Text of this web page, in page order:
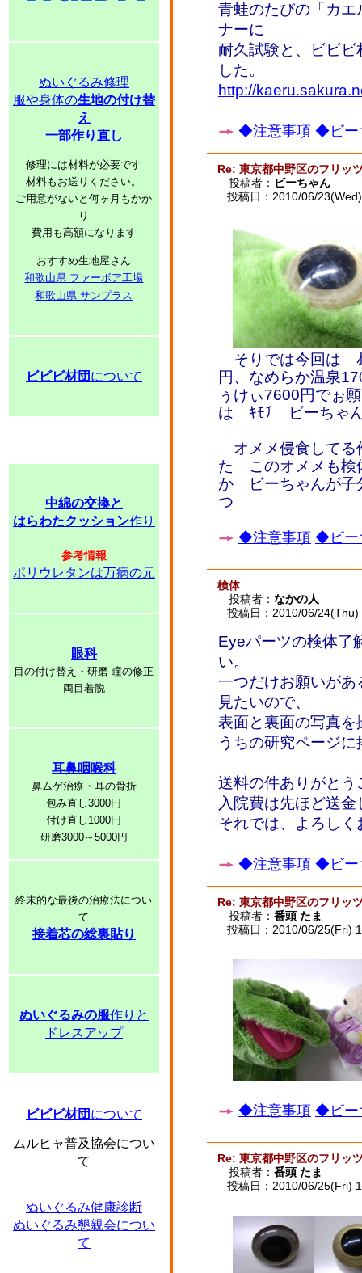
ぬいぐるみ修理
服や身体の生地の付け替
え
一部作り直し
修理には材料が必要です
材料もお送りください。
ご用意がないと何ヶ月もかか
り
費用も高額になります
おすすめ生地屋さん
和歌山県 ファーボア工場
和歌山県 サンプラス
ビビビ材団 について
中綿の交換と
はらわたクッション作り
参考情報
ポリウレタンは万病の元
眼科
目の付け替え・研磨 瞳の修正
両目着脱
耳鼻咽喉科
鼻ムゲ治療・耳の骨折
包み直し3000円
付け直し1000円
研磨3000～5000円
終末的な最後の治療法につい
て
接着芯の総裏貼り
ぬいぐるみの服作りと
ドレスアップ
ビビビ材団 について
ムルヒャ普及協会につい
て
ぬいぐるみ健康診断
ぬいぐるみ懇親会につい
て
青蛙のたびの「カ
ナーに
耐久試験と、ビビ
した。
http://
◆注意事項 ◆ビー
Re: 東京都中野区のフリッ
投稿者： ビーちゃん
投稿日：2010/06/
そりでは今回は ｵ
円、なめらか温泉
ぅけぃ7600円でぉ
は ｷﾓﾁ ビーちゃん
オメメ侵食してる
た このオメメも検
か ビーちゃんが子
つ
◆注意事項 ◆ビー
検体
投稿者： なかの人
投稿日：2010/06/
Eyeパーツの検体了
い。
一つだけお願いが
見たいので、
表面と裏面の写真
うちの研究ページ
送料の件ありがとう
入院費は先ほど送
それでは、よろし
◆注意事項 ◆ビー
Re: 東京都中野区のフリッ
投稿者： 番頭 たま
投稿日：2010/06/25(Fri)
◆注意事項 ◆ビー
Re: 東京都中野区のフリッ
投稿者： 番頭 たま
投稿日：2010/06/25(Fri)